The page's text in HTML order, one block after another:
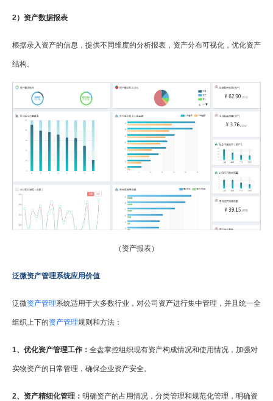
2）资产数据报表
根据录入资产的信息，提供不同维度的分析报表，资产分布可视化，优化资产
结构。
（资产报表）
泛微资产管理系统应用价值
泛微资产管理系统适用于大多数行业，对公司资产进行集中管理，并且统一全
组织上下的资产管理规则和方法：
1、优化资产管理工作： 全盘掌控组织现有资产构成情况和使用情况，加强对
实物资产的日常管理，确保企业资产安全。
2、资产精细化管理： 明确资产的占用情况，分类管理和规范化管理，明确资